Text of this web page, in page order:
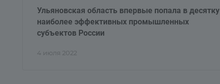
4 июля 2022
Ульяновская область впервые попала в десятку
наиболее эффективных промышленных
субъектов России